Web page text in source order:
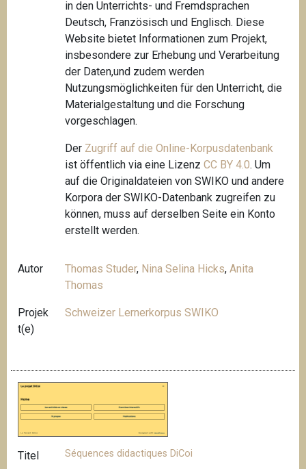
in den Unterrichts- und Fremdsprachen
Deutsch, Französisch und Englisch. Diese
Website bietet Informationen zum Projekt,
insbesondere zur Erhebung und Verarbeitung
der Daten,und zudem werden
Nutzungsmöglichkeiten für den Unterricht, die
Materialgestaltung und die Forschung
vorgeschlagen.
Der Zugriff auf die Online-Korpusdatenbank
ist öffentlich via eine LizenzCC BY 4.0. Um
auf die Originaldateien von SWIKO und andere
Korpora der SWIKO-Datenbank zugreifen zu
können, muss auf derselben Seite ein Konto
erstellt werden.
Autor Thomas Studer, Nina Selina Hicks,Anita
Thomas
Projek
t(e)
Schweizer Lernerkorpus SWIKO
Titel Séquences didactiques DiCoi